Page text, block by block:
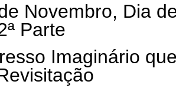
Novembro, Dia
Parte
Imaginário